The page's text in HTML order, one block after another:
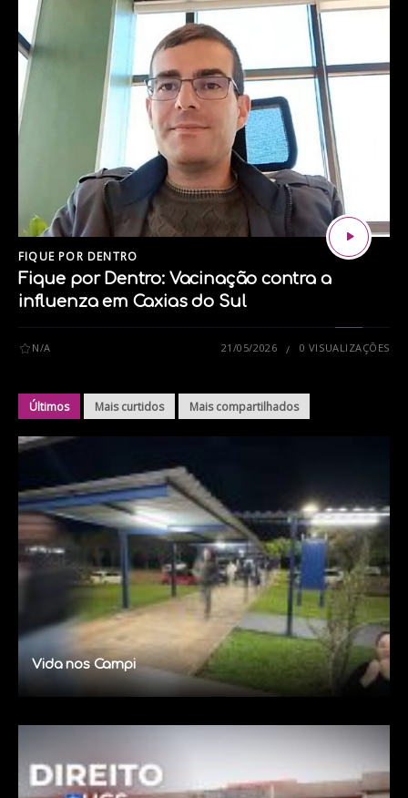
FIQUE POR DENTRO
Fique por Dentro: Vacinação contra a
influenza em Caxias do Sul
N/A 21/05/2026 0 VISUALIZAÇÕES
Últimos Mais curtidos Mais compartilhados
Vida nos Campi